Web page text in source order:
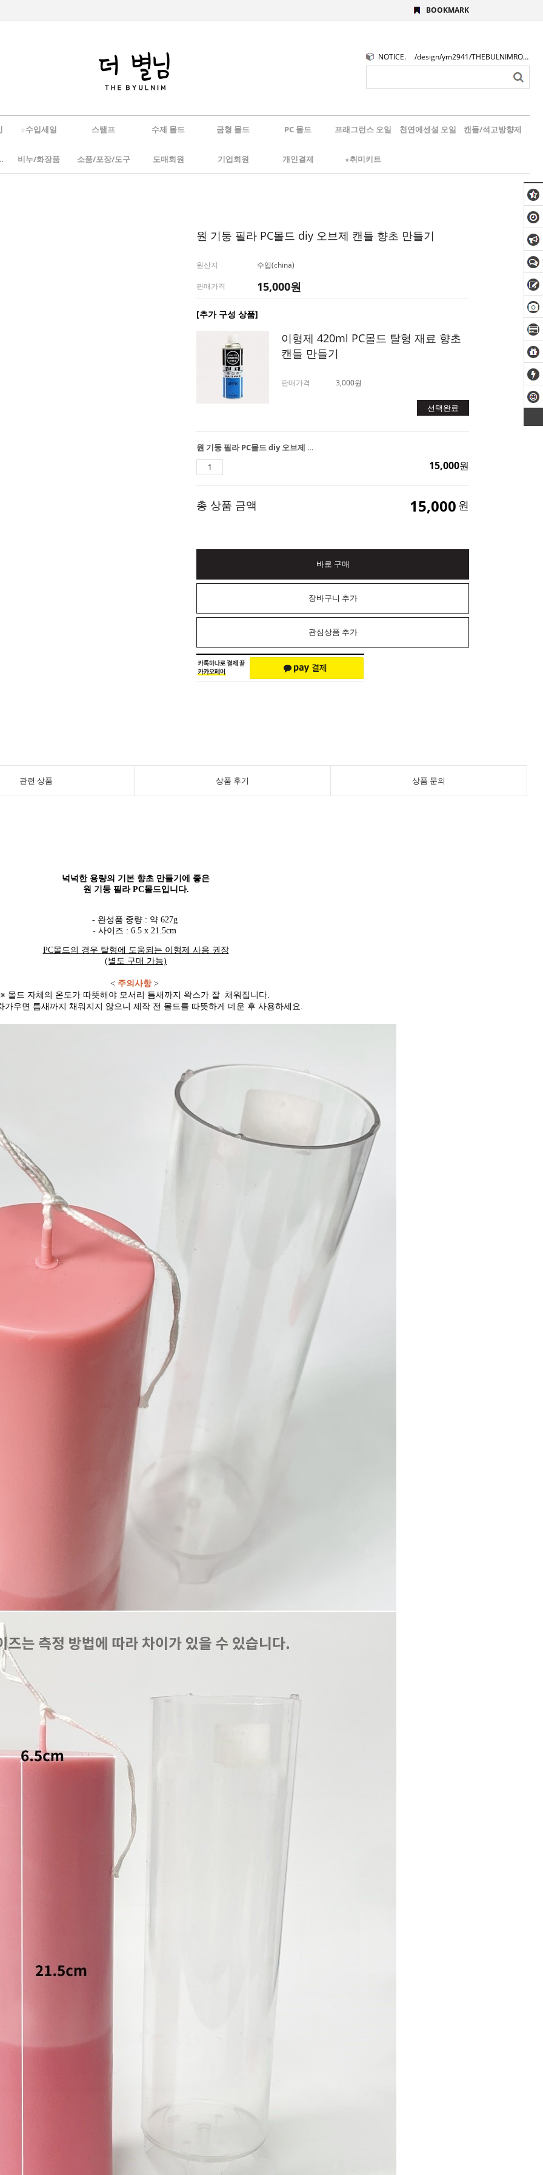
BOOKMARK
NOTICE. /design/ym2941/THEBULNIMROGO.png
☆수입세일 스탬프 수제 몰드 금형 몰드 PC 몰드 프래그런스 오일 천연에센셜 오일 캔들/석고방향제
리움 비누/화장품 소품/포장/도구 도매회원 기업회원 개인결제 ★취미키트
원 기둥 필라 PC몰드 diy 오브제 캔들 향초 만들기
원산지 수입(china)
판매가격 15,000원
[추가 구성 상품]
이형제 420ml PC몰드 탈형 재료 향초
캔들 만들기
판매가격 3,000원
선택완료
원 기둥 필라 PC몰드 diy 오브제 캔들 향초 만들기
15,000원
총 상품 금액 15,000 원
바로 구매
장바구니 추가
관심상품 추가
관련 상품 상품 후기 상품 문의
넉넉한 용량의 기본 향초 만들기에 좋은
원 기둥 필라 PC몰드입니다.
- 완성품 중량 : 약 627g
- 사이즈 : 6.5 x 21.5cm
PC몰드의 경우 탈형에 도움되는 이형제 사용 권장
(별도 구매 가능)
< 주의사항>
※ 몰드 자체의 온도가 따뜻해야 모서리 틈새까지 왁스가 잘 채워집니다.
가우면 틈새까지 채워지지 않으니 제작 전 몰드를 따뜻하게 데운 후 사용하세요.